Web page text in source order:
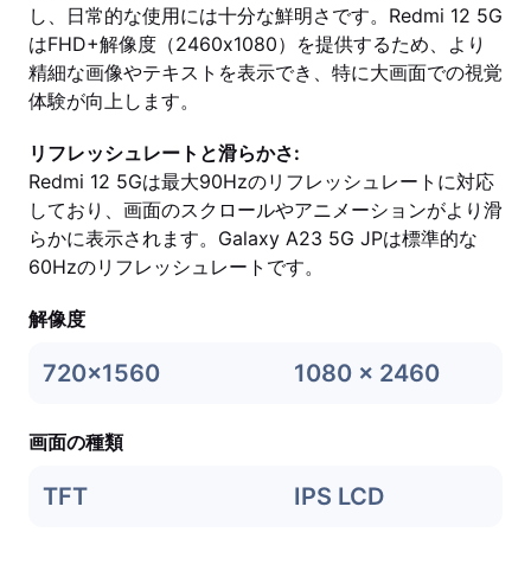
し、日常的な使用には十分な鮮明さです。Redmi 12 5G
はFHD+解像度（2460x1080）を提供するため、より
精細な画像やテキストを表示でき、特に大画面での視覚
体験が向上します。
リフレッシュレートと滑らかさ:
Redmi 12 5Gは最大90Hzのリフレッシュレートに対応
しており、画面のスクロールやアニメーションがより滑
らかに表示されます。Galaxy A23 5G JPは標準的な
60Hzのリフレッシュレートです。
解像度
720x1560 1080 x 2460
画面の種類
TFT IPS LCD